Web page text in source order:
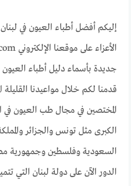
جديدة بأسماء دليل أطباء
قدمنا لكم خلال مواعيدنا
المختصين في مجال طب العيون في
الكبرى مثل تونس والجزائر
السعودية وفلسطين وجمهورية
الدور الآن على دولة لبنان التي